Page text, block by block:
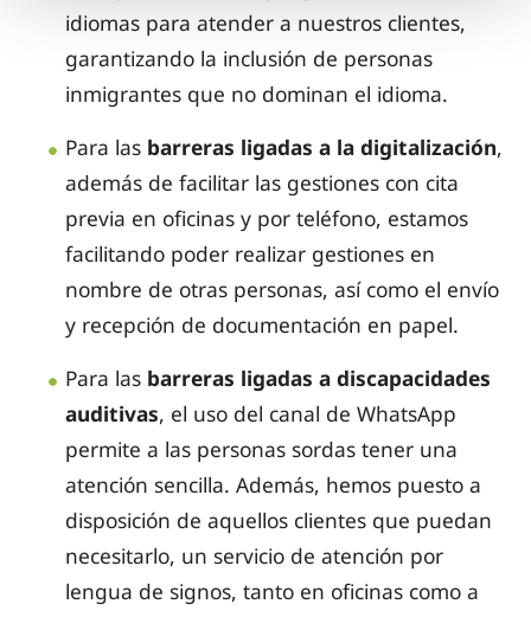
idiomas para atender a nuestros clientes,
garantizando la inclusión de personas
inmigrantes que no dominan el idioma.
Para las barreras ligadas a la digitalización,
además de facilitar las gestiones con cita
previa en oficinas y por teléfono, estamos
facilitando poder realizar gestiones en
nombre de otras personas, así como el envío
y recepción de documentación en papel.
Para las barreras ligadas a discapacidades
auditivas, el uso del canal de WhatsApp
permite a las personas sordas tener una
atención sencilla. Además, hemos puesto a
disposición de aquellos clientes que puedan
necesitarlo, un servicio de atención por
lengua de signos, tanto en oficinas como a